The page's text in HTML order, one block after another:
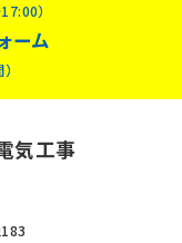
気工事
）
ーム